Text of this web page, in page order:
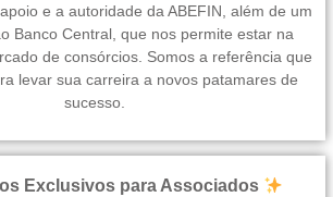
e a autoridade da ABEFIN, além de um
Banco Central, que nos permite estar na
de consórcios. Somos a referência que
levar sua carreira a novos patamares de
sucesso.
Exclusivos para Associados